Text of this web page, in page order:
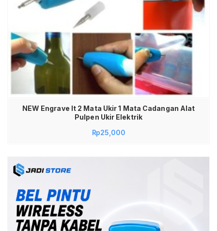
NEW Engrave It 2 Mata Ukir 1 Mata Cadangan Alat
Pulpen Ukir Elektrik
Rp25,000